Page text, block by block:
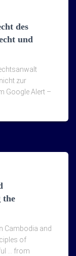
des
und
zur
Google Alert –
the
Cambodia and
of
… from